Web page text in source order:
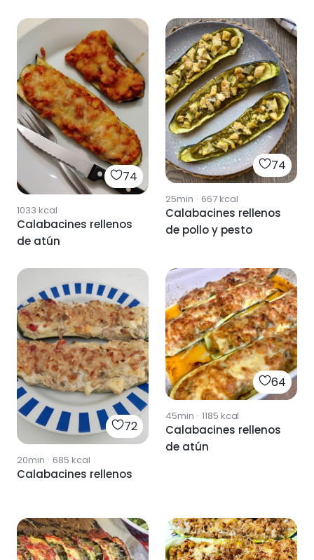
74
1033 kcal
Calabacines rellenos
de atún
74
25min · 667kcal
Calabacines rellenos
de pollo y pesto
72
20min · 685 kcal
Calabacines rellenos
64
45min · 1185 kcal
Calabacines rellenos
de atún